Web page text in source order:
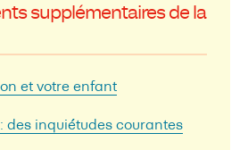
supplémentaires de la
et votre enfant
des inquiétudes courantes